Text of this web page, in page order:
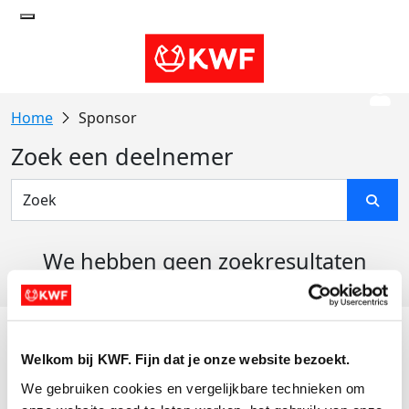
Welkom bij KWF. Fijn dat je onze website bezoekt.
We gebruiken cookies en vergelijkbare technieken om
Sponsor
Zoek een deelnemer
We hebben geen zoekresultaten
Actiematerialen
Evenementen